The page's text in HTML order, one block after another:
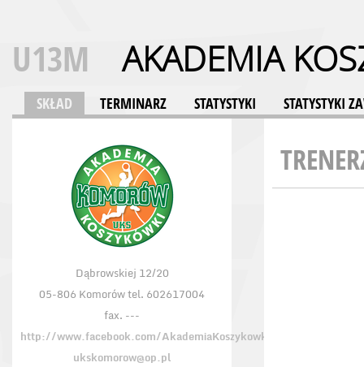
U13M AKADEMIA
SKŁAD TERMINARZ STATYSTYKI STATYSTYKI
Dąbrowskiej 12/20
05-806 Komorów tel. 602617004
fax. ---
http://www.facebook.com/AkademiaKoszykowkiKomorow/
ukskomorow@op.pl